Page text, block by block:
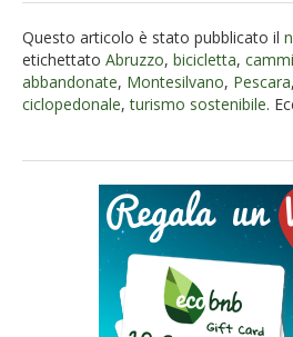
Questo articolo è stato pubblicato il
etichettato Abruzzo, bicicletta,
abbandonate, Montesilvano, Pescara,
ciclopedonale,turismo sostenibile.